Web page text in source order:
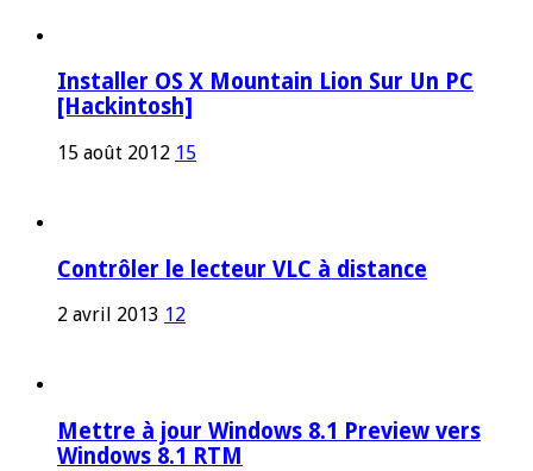
Installer OS X Mountain Lion Sur Un PC
[Hackintosh]
15 août 2012 15
Contrôler le lecteur VLC à distance
2 avril 2013 12
Mettre à jour Windows 8.1 Preview vers
Windows 8.1 RTM